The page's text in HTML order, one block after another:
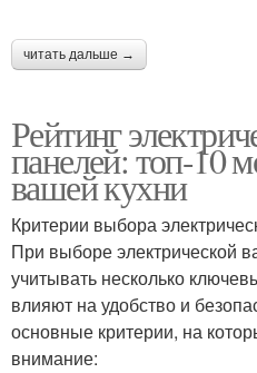
читать дальше →
Рейтинг
панелей: топ-10
вашей кухни
Критерии выбора
При выборе электрической
учитывать несколько
влияют на удобство и
основные критерии, на
внимание: